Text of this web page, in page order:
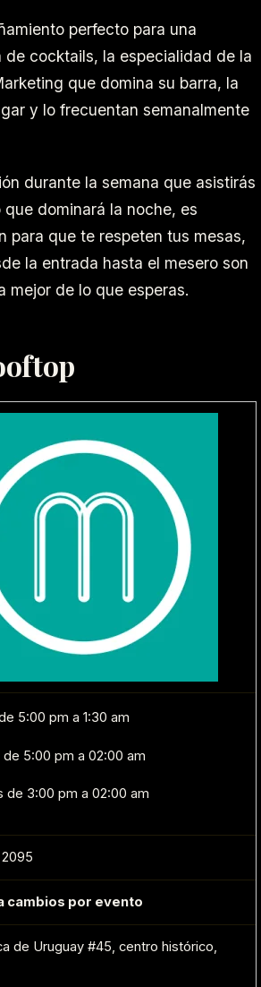
perfecto para una
cocktails, la especialidad de la
que domina su barra, la
y lo frecuentan semanalmente
durante la semana que asistirás
dominará la noche, es
para que te respeten tus mesas,
la entrada hasta el mesero son
mejor de lo que esperas.
5:00 pm a 1:30 am
5:00 pm a 02:00 am
de 3:00 pm a 02:00 am
cambios por evento
de Uruguay #45, centro histórico,